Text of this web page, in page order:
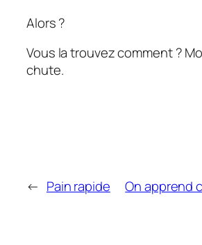
Alors ?
Vous la trouvez comment ?
chute.
← Pain rapide On apprend